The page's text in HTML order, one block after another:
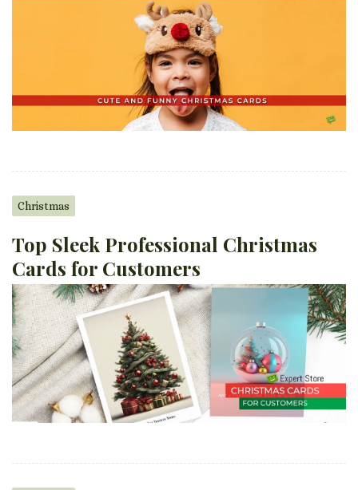
Christmas
Top Sleek Professional Christmas
Cards for Customers